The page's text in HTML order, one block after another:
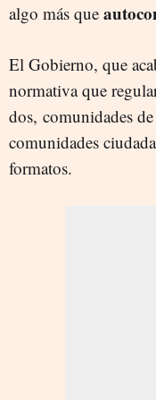
algo más que
El Gobierno, que
normativa que
dos, comunidades
comunidades
formatos.